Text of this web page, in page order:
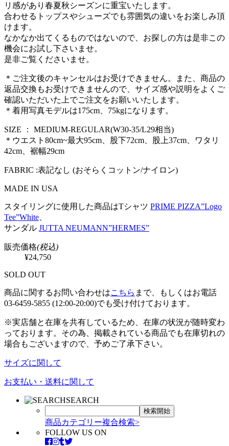
リ感があり春夏秋シーズンに重宝いたします。
合わせるトップスやシューズでも雰囲気の違いをお楽しみ頂
けます。
なかなか出てくるものではないので、お探しの方は是非この
機会にお試し下さいませ。
是非ご覧くださいませ。
＊ご注文後のキャンセルはお受けできません。また、商品の
返品交換もお受けできませんので、サイズ感や説明をよくご
確認いただいた上でご注文をお願いいたします。
＊着用写真モデルは175cm、75kgになります。
SIZE ： MEDIUM-REGULAR(W30-35/L29相当)
＊ウエスト80cm~最大95cm、股下72cm、股上37cm、ワタリ
42cm、裾幅29cm
FABRIC :表記なし (おそらくコットン/ナイロン)
MADE IN USA
スタイリングに使用した商品はTシャツ PRIME PIZZA”Logo
Tee”White
サンダル JUTTA NEUMANN”HERMES”
販売価格(税込)
¥24,750
SOLD OUT
商品に関するお問い合わせはこちら まで、もしくはお電話
03-6459-5855 (12:00-20:00)でも受け付けております。
※実店舗と在庫を共有しているため、在庫の状況が随時変わ
っております。その為、掲載されている商品でも在庫切れの
場合もございますので、予めご了承下さい。
サイズに関して
お支払い・送料に関して
SEARCH
商品カテゴリー複合検索>
FOLLOW US ON